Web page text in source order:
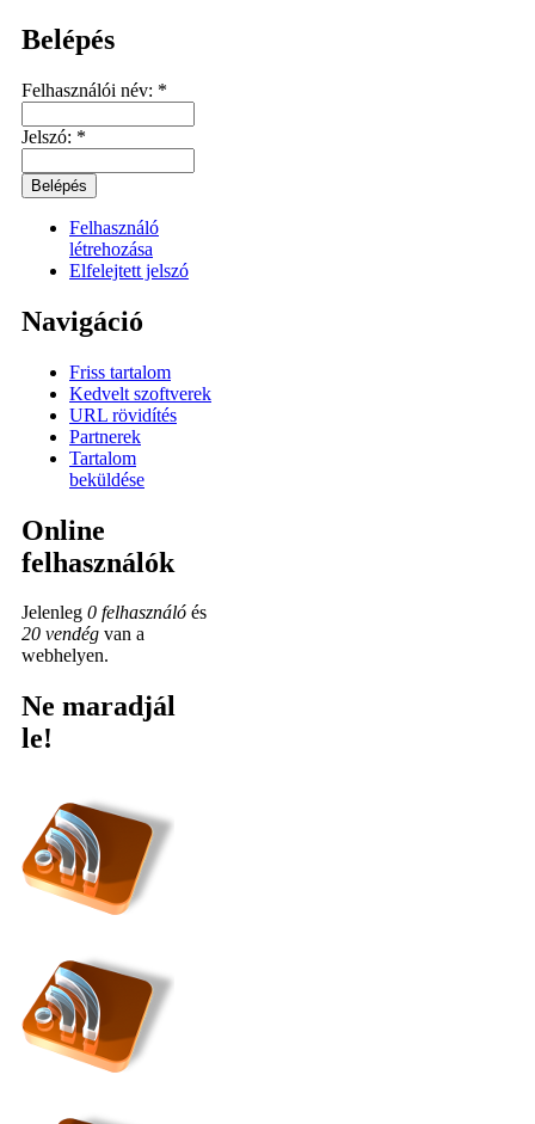
Belépés
Felhasználói név: *
Jelszó: *
Felhasználó
létrehozása
Elfelejtett jelszó
Navigáció
Friss tartalom
Kedvelt szoftverek
URL rövidítés
Partnerek
Tartalom
beküldése
Online
felhasználók
Jelenleg 0 felhasználó és
20 vendég van a
webhelyen.
Ne maradjál
le!